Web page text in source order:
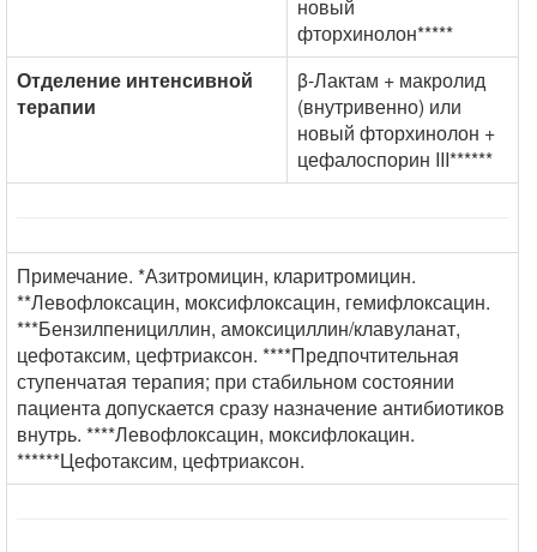
новый
фторхинолон*****
Отделение интенсивной
терапии
β-Лактам + макролид
(внутривенно) или
новый фторхинолон +
цефалоспорин III******
Примечание. *Азитромицин, кларитромицин.
**Левофлоксацин, моксифлоксацин, гемифлоксацин.
***Бензилпенициллин, амоксициллин/клавуланат,
цефотаксим, цефтриаксон. ****Предпочтительная
ступенчатая терапия; при стабильном состоянии
пациента допускается сразу назначение антибиотиков
внутрь. ****Левофлоксацин, моксифлокацин.
******Цефотаксим, цефтриаксон.